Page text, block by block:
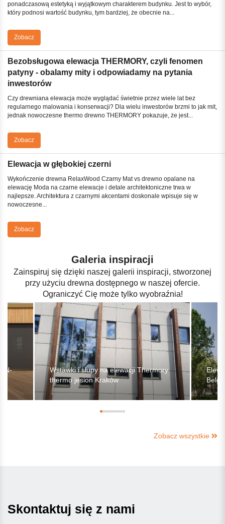
ponadczasową estetyką i wyjątkowym charakterem budynku. Jest to wybór,
który podnosi wartość budynku, tym bardziej, że obecnie na...
Zobacz
Bezobsługowa elewacja THERMORY, czyli fenomen
patyny - obalamy mity i odpowiadamy na pytania
inwestorów
Czy drewniana elewacja może wyglądać świetnie przez wiele lat bez
regularnego malowania i konserwacji? Dla wielu inwestorów brzmi to jak mit,
jednak nowoczesne thermo drewno THERMORY pokazuje, że jest...
Zobacz
Elewacja w głębokiej czerni
Wykończenie drewna RelaxWood Czarny Mat vs drewno opalane na
elewację Moda na czarne elewacje i detale architektoniczne trwa w
najlepsze. Architektura z czarnymi akcentami doskonale wpisuje się w
nowoczesne...
Zobacz
Galeria inspiracji
Zainspiruj się dzięki naszej galerii inspiracji, stworzonej
przy użyciu drewna dostępnego w naszej ofercie.
Ograniczyć Cię może tylko wyobraźnia!
N-
Wstawki i słupy na elewacji Thermory
thermo jesion Kraków
Zobacz wszystkie
Skontaktuj się z nami